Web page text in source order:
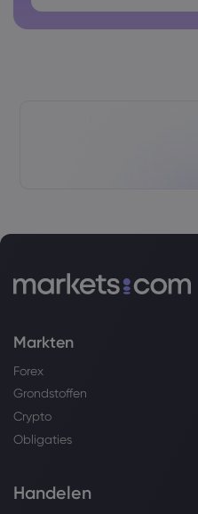
Markten
Forex
Grondstoffen
Crypto
Obligaties
Handelen